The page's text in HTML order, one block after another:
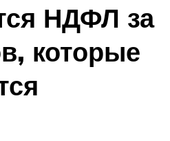
НДФЛ за
которые